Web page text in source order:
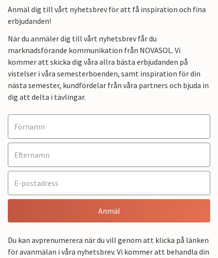
Anmäl dig till vårt nyhetsbrev för att få inspiration och fina
erbjudanden!
När du anmäler dig till vårt nyhetsbrev får du
marknadsförande kommunikation från NOVASOL. Vi
kommer att skicka dig våra allra bästa erbjudanden på
vistelser i våra semesterboenden, samt inspiration för din
nästa semester, kundfördelar från våra partners och bjuda in
dig att delta i tävlingar.
Anmäl
Du kan avprenumerera när du vill genom att klicka på länken
för avanmälan i våra nyhetsbrev. Vi kommer att behandla din